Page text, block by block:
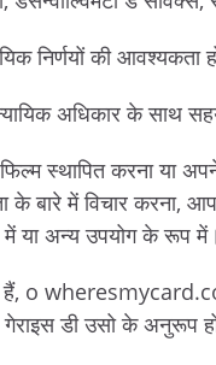
निर्णयों की आवश्यकता
अधिकार के साथ
स्थापित करना या
बारे में विचार करना,
में या अन्य उपयोग के रूप में।
o
गेराइस डी उसो के अनुरूप